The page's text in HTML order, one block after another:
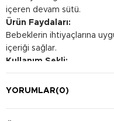
içeren devam sütü.
Ürün Faydaları:
Bebeklerin ihtiyaçlarına
içeriği sağlar.
Kullanım Şekli:
Ellerinizi iyice yıkadıktan
kapağı iyice temizleyin ve
YORUMLAR(0)